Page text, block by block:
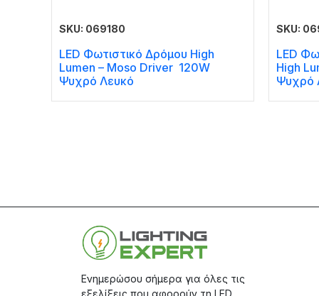
SKU: 069180
LED Φωτιστικό Δρόμου High
Lumen – Moso Driver 120W
Ψυχρό Λευκό
SKU:
LED
High
Ψυχρό
Ενημερώσου σήμερα για όλες τις
εξελίξεις που αφορούν τη LED